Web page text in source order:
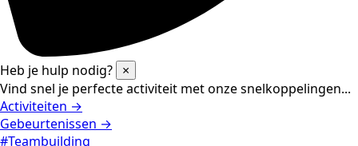
Heb je hulp nodig? ×
Vind snel je perfecte activiteit met onze snelkoppelingen...
Activiteiten →
Gebeurtenissen →
#Teambuilding